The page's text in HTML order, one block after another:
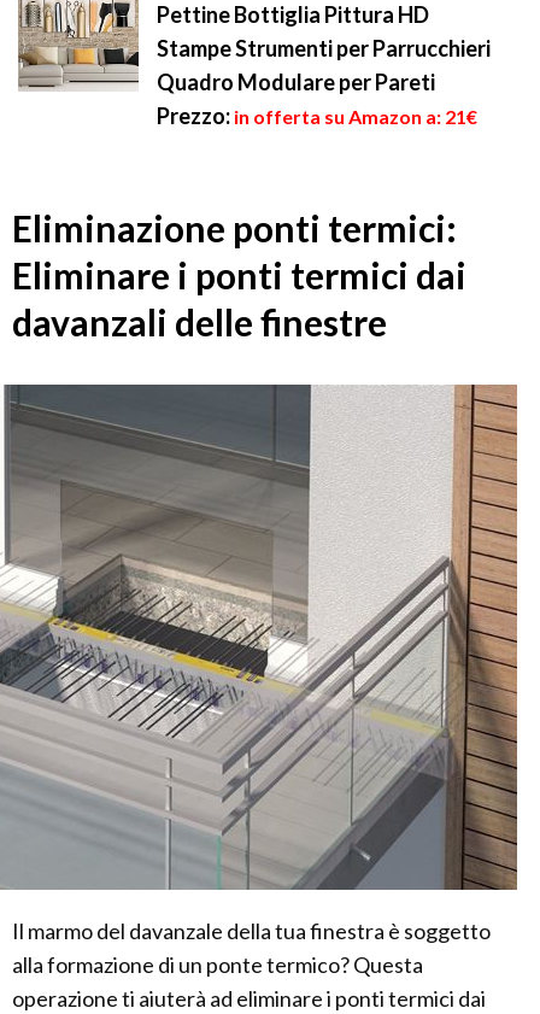
Pettine Bottiglia Pittura HD
Stampe Strumenti per Parrucchieri
Quadro Modulare per Pareti
Prezzo: in offerta su Amazon a: 21€
Eliminazione ponti termici:
Eliminare i ponti termici dai
davanzali delle finestre
Il marmo del davanzale della tua finestra è soggetto
alla formazione di un ponte termico? Questa
operazione ti aiuterà ad eliminare i ponti termici dai